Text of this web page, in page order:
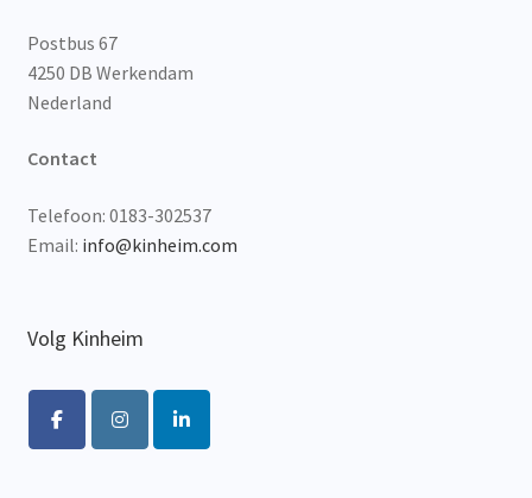
Postbus 67
4250 DB Werkendam
Nederland
Contact
Telefoon: 0183-302537
Email: info@kinheim.com
Volg Kinheim